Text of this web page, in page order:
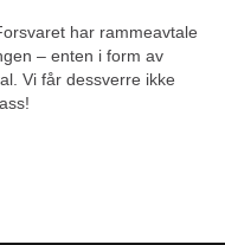
har rammeavtale
– enten i form av
Vi får dessverre ikke